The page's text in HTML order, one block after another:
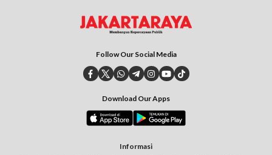
Follow Our Social Media
Download Our Apps
Informasi